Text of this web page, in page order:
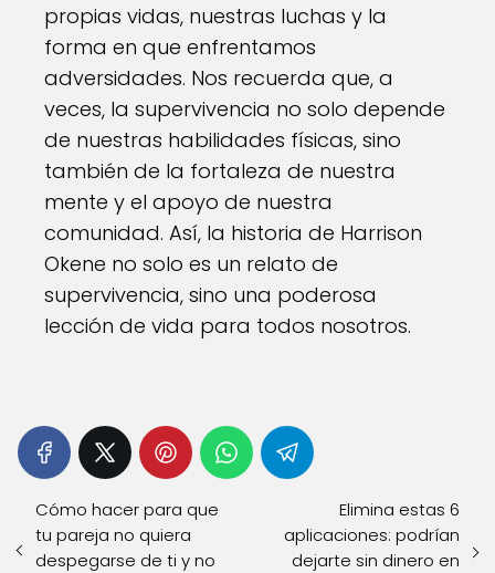
propias vidas, nuestras luchas y la
forma en que enfrentamos
adversidades. Nos recuerda que, a
veces, la supervivencia no solo depende
de nuestras habilidades físicas, sino
también de la fortaleza de nuestra
mente y el apoyo de nuestra
comunidad. Así, la historia de Harrison
Okene no solo es un relato de
supervivencia, sino una poderosa
lección de vida para todos nosotros.
Cómo hacer para que
tu pareja no quiera
despegarse de ti y no
Elimina estas 6
aplicaciones: podrían
dejarte sin dinero en